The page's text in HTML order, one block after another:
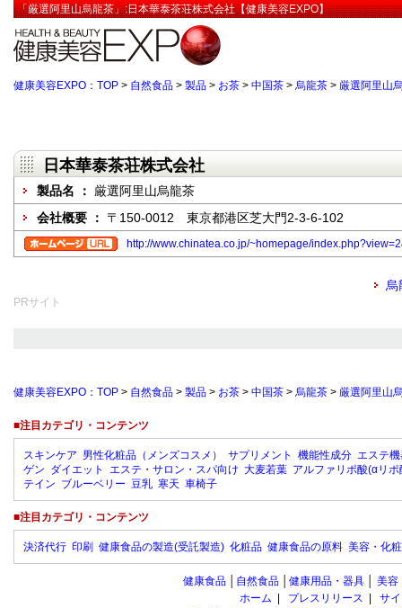
「厳選阿里山烏龍茶」:日本華泰茶荘株式会社【健康美容EXPO】
健康美容EXPO：TOP > 自然食品 > 製品 > お茶 > 中国茶 > 烏龍茶 > 厳選阿里山
日本華泰茶荘株式会社
製品名 ： 厳選阿里山烏龍茶
会社概要 ： 〒150-0012 東京都港区芝大門2-3-6-102
http://www.chinatea.co.jp/~homepage/
烏
PRサイト
健康美容EXPO：TOP > 自然食品 > 製品 > お茶 > 中国茶 > 烏龍茶 > 厳選阿里山
■注目カテゴリ・コンテンツ
スキンケア 男性化粧品（メンズコスメ） サプリメント 機能性成分 エステ
ゲン ダイエット エステ・サロン・スパ向け 大麦若葉 アルファリポ酸(αリポ
テイン ブルーベリー 豆乳 寒天 車椅子
■注目カテゴリ・コンテンツ
決済代行 印刷 健康食品の製造(受託製造) 化粧品 健康食品の原料 美容・化
健康食品 自然食品 健康用品・器具 美容
ホーム
プレスリリース
サ